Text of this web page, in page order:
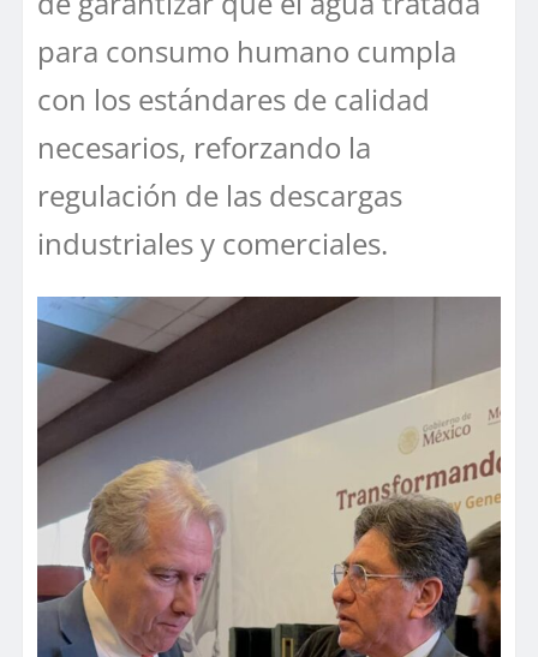
para consumo humano cumpla
con los estándares de calidad
necesarios, reforzando la
regulación de las descargas
industriales y comerciales.